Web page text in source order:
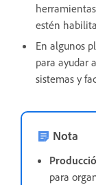
estén
En algunos
para ayudar
sistemas y
Nota
para